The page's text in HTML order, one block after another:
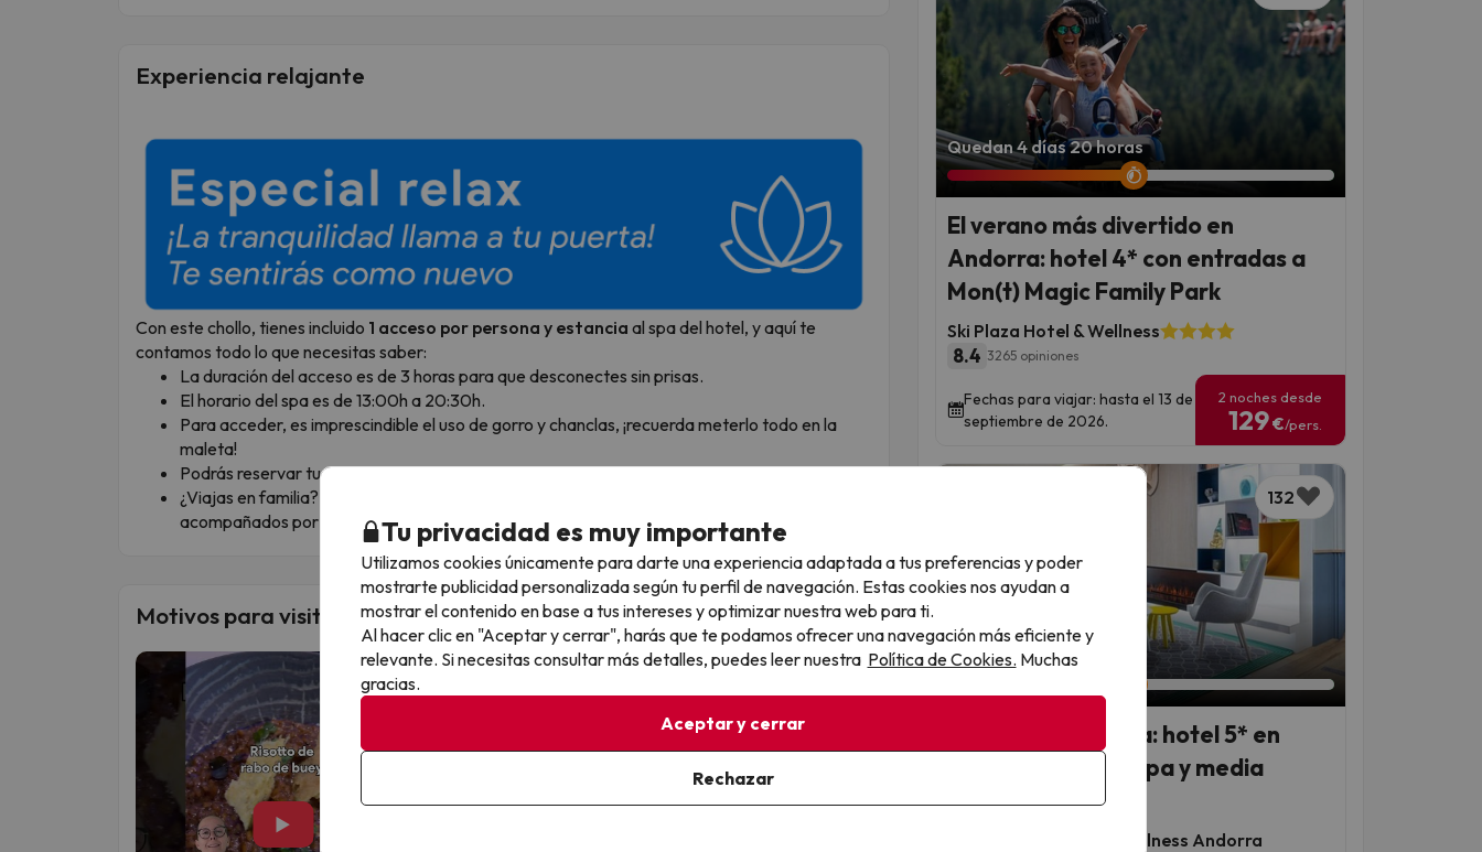
Experiencia relajante
Con este chollo, tienes incluido 1 acceso por persona y estancia al spa del hotel, y aquí te
contamos todo lo que necesitas saber:
La duración del acceso es de 3 horas para que desconectes sin prisas.
El horario del spa es de 13:00h a 20:30h.
Para acceder, es imprescindible el uso de gorro y chanclas, ¡recuerda meterlo todo en la
maleta!
Podrás reservar tu acceso directamente en el alojamiento a tu llegada.
¿Viajas en familia? Los niños de hasta 16 años pueden acceder hasta las 18:30h, siempre
acompañados por un adulto.
Motivos para visitar este destino
▶
Quedan 4 días 20 horas
El verano más divertido en
Andorra: hotel 4* con entradas a
Mon(t) Magic Family Park
Ski Plaza Hotel & Wellness
8.4 3265 opiniones
Fechas para viajar: hasta el 13 de
septiembre de 2026.
2 noches desde
129€/pers.
132
Quedan 4 días 19 horas
Andorra en familia: hotel 5* en
pleno centro con spa y media
pensión
Suites Plaza Hotel & Wellness Andorra
Tu privacidad es muy importante
Utilizamos cookies únicamente para darte una experiencia adaptada a tus preferencias y poder
mostrarte publicidad personalizada según tu perfil de navegación. Estas cookies nos ayudan a
mostrar el contenido en base a tus intereses y optimizar nuestra web para ti.
Al hacer clic en "Aceptar y cerrar", harás que te podamos ofrecer una navegación más eficiente y
relevante. Si necesitas consultar más detalles, puedes leer nuestra Política de Cookies. Muchas
gracias.
Aceptar y cerrar
Rechazar